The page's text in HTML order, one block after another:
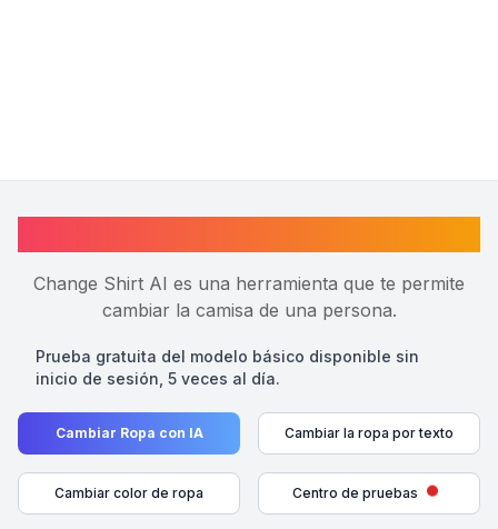
Change Shirt AI es una herramienta que te permite
cambiar la camisa de una persona.
Prueba gratuita del modelo básico disponible sin
inicio de sesión, 5 veces al día.
Cambiar Ropa con IA Cambiar la ropa por texto
Cambiar color de ropa Centro de pruebas